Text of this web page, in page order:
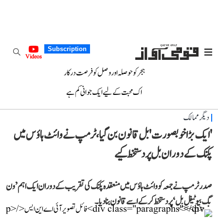
Subscription
Videos
ہجر کو حوصلہ اور وصل کو فرصت درکار
اک محبت کے لیے ایک جوانی کم ہے
دیگر ممالک
'ایک بڑا خوبصورت' بل قانون بن گیا، ٹرمپ نے وائٹ ہاؤس میں
پکنک کے دوران بل پر دستخط کیے
صدر ٹرمپ نے جمعہ کو وائٹ ہاؤس میں منعقدہ پکنک کی تقریب کے دوران ایک اہم ’ون
بگ بیوٹیفل بل‘ پر دستخط کر کے اسے قانون بنا دیا۔